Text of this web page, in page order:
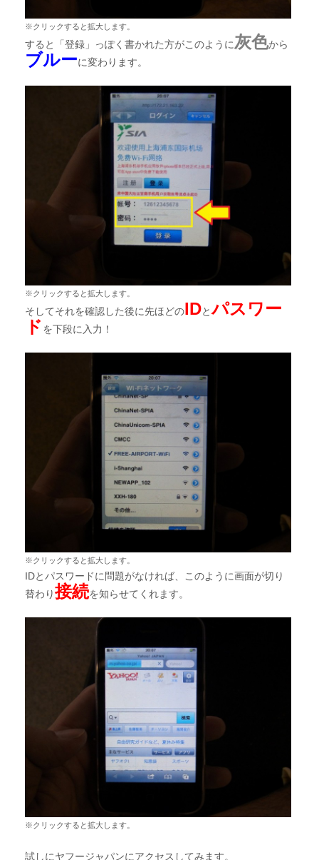
※クリックすると拡大します。
すると「登録」っぽく書かれた方がこのように灰色から
ブルーに変わります。
※クリックすると拡大します。
そしてそれを確認した後に先ほどのIDとパスワー
ド を下段に入力！
※クリックすると拡大します。
IDとパスワードに問題がなければ、このように画面が切り
替わり接続を知らせてくれます。
※クリックすると拡大します。
試しにヤフージャパンにアクセスしてみます。